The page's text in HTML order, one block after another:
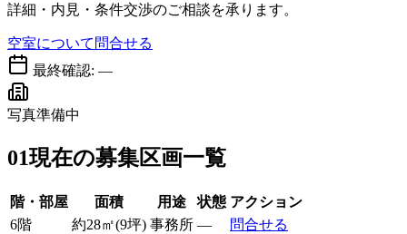
詳細・内見・条件交渉のご相談を承ります。
空室について問合せる
最終確認: —
写真準備中
01現在の募集区画一覧
階・部屋 面積 用途 状態 アクション
6階
約28㎡(9坪) 事務所 — 問合せる